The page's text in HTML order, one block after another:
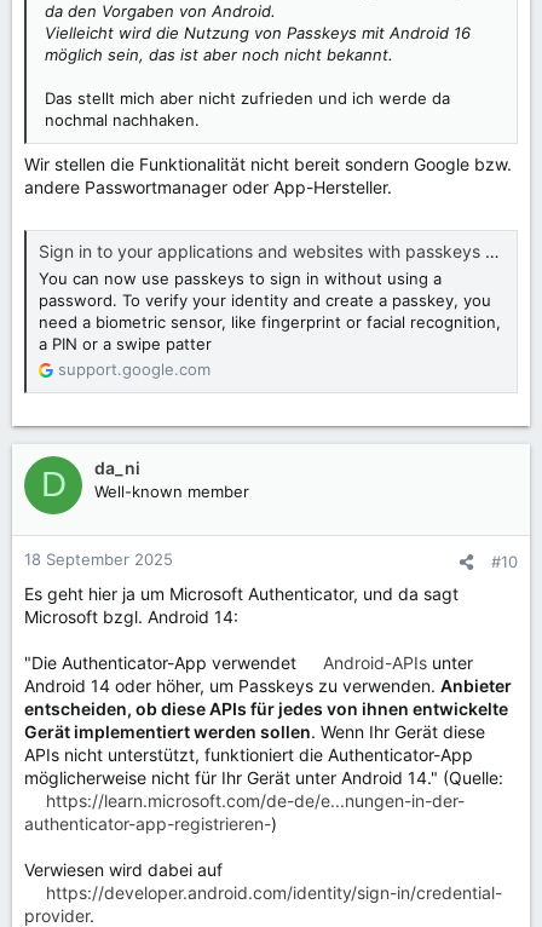
da den Vorgaben von Android.
Vielleicht wird die Nutzung von Passkeys mit Android 16
möglich sein, das ist aber noch nicht bekannt.
Das stellt mich aber nicht zufrieden und ich werde da
nochmal nachhaken.
Wir stellen die Funktionalität nicht bereit sondern Google bzw.
andere Passwortmanager oder App-Hersteller.
Sign in to your applications and websites with passkeys - Android Help
You can now use passkeys to sign in without using a
password. To verify your identity and create a passkey, you
need a biometric sensor, like fingerprint or facial recognition,
a PIN or a swipe patter
support.google.com
D da_ni
Well-known member
18 September 2025 #10
Es geht hier ja um Microsoft Authenticator, und da sagt
Microsoft bzgl. Android 14:
"Die Authenticator-App verwendet Android-APIs unter
Android 14 oder höher, um Passkeys zu verwenden. Anbieter
entscheiden, ob diese APIs für jedes von ihnen entwickelte
Gerät implementiert werden sollen. Wenn Ihr Gerät diese
APIs nicht unterstützt, funktioniert die Authenticator-App
möglicherweise nicht für Ihr Gerät unter Android 14." (Quelle:
https://learn.microsoft.com/de-de/e...nungen-in-der-
authenticator-app-registrieren-)
Verwiesen wird dabei auf
https://developer.android.com/identity/sign-in/credential-
provider.